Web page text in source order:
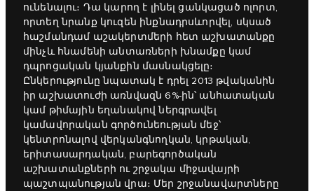
ունենալու։ Դա կարող է լինել ցանկացած ոլորտ,
որտեղ նրանք կուզեն ինքնադրսևորվել, սկսած
հաշմանդամ աշակերտմերի հետ աշխատանքը
մինչև հնամենի անտառների խնամքը կամ
դպրոցական կյանքին մասնակցելը։
Ընկերությունը նպատակ է դրել 2013 թվականին
իր աշխատուժի առնվազն 6%-ին՝ անհատական
կամ թիմային եղանակով ներգրավել
կամավորական գործունեության մեջ՝
կենտրոնալով վերկանգնողկան, կրթական,
երիտասարդական, բարեգործական
աշխատանքների ու շրջակա միջավայրի
պաշտպանության վրա։ Մեր շրջանավարտները